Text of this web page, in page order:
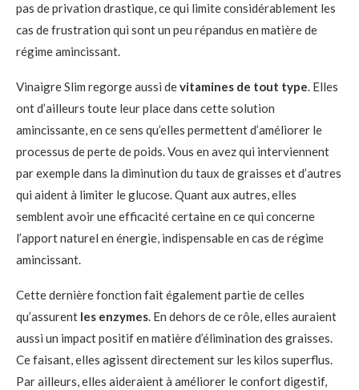
pas de privation drastique, ce qui limite considérablement les
cas de frustration qui sont un peu répandus en matière de
régime amincissant.
Vinaigre Slim regorge aussi devitamines de tout type. Elles
ont d’ailleurs toute leur place dans cette solution
amincissante, en ce sens qu’elles permettent d’améliorer le
processus de perte de poids. Vous en avez qui interviennent
par exemple dans la diminution du taux de graisses et d’autres
qui aident à limiter le glucose. Quant aux autres, elles
semblent avoir une efficacité certaine en ce qui concerne
l’apport naturel en énergie, indispensable en cas de régime
amincissant.
Cette dernière fonction fait également partie de celles
qu’assurent les enzymes. En dehors de ce rôle, elles auraient
aussi un impact positif en matière d’élimination des graisses.
Ce faisant, elles agissent directement sur les kilos superflus.
Par ailleurs, elles aideraient à améliorer le confort digestif,